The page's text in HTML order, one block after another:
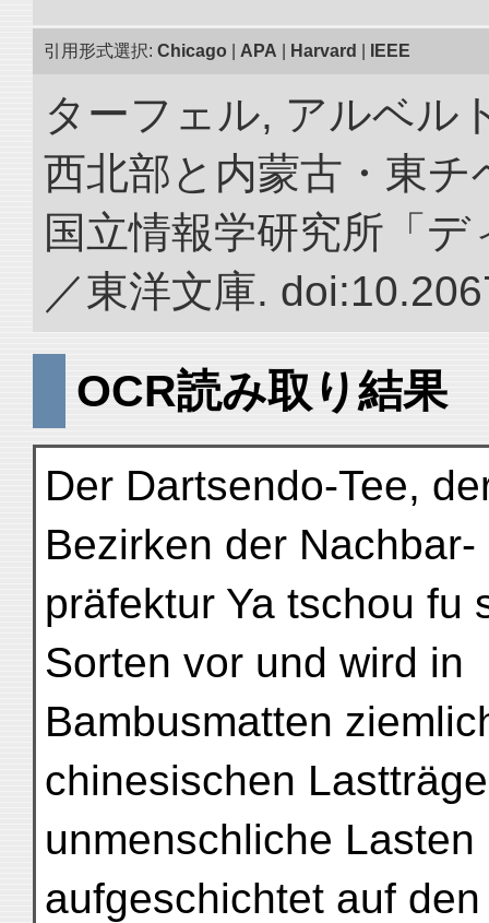
引用形式選択: Chicago APA Harvard IEEE
ターフェル, アルベル
西北部と内蒙古・東チ
国立情報学研究所「
／東洋文庫.
OCR読み取り結果
Der Dartsendo-Tee,
Bezirken der Nachbar-
präfektur Ya tschou fu
Sorten vor und wird in
Bambusmatten
chinesischen
unmenschliche
aufgeschichtet auf